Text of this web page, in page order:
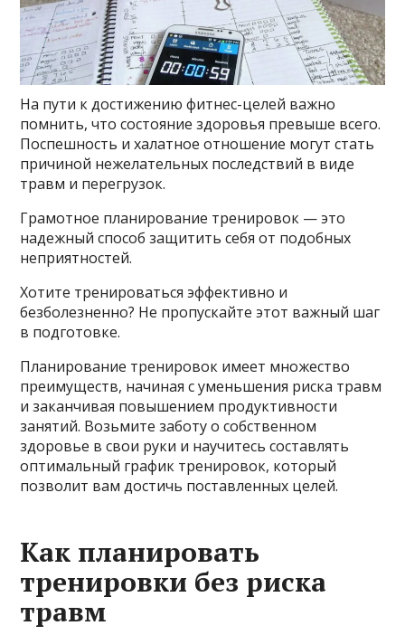
На пути к достижению фитнес-целей важно
помнить, что состояние здоровья превыше всего.
Поспешность и халатное отношение могут стать
причиной нежелательных последствий в виде
травм и перегрузок.
Грамотное планирование тренировок — это
надежный способ защитить себя от подобных
неприятностей.
Хотите тренироваться эффективно и
безболезненно? Не пропускайте этот важный шаг
в подготовке.
Планирование тренировок имеет множество
преимуществ, начиная с уменьшения риска травм
и заканчивая повышением продуктивности
занятий. Возьмите заботу о собственном
здоровье в свои руки и научитесь составлять
оптимальный график тренировок, который
позволит вам достичь поставленных целей.
Как планировать
тренировки без риска
травм